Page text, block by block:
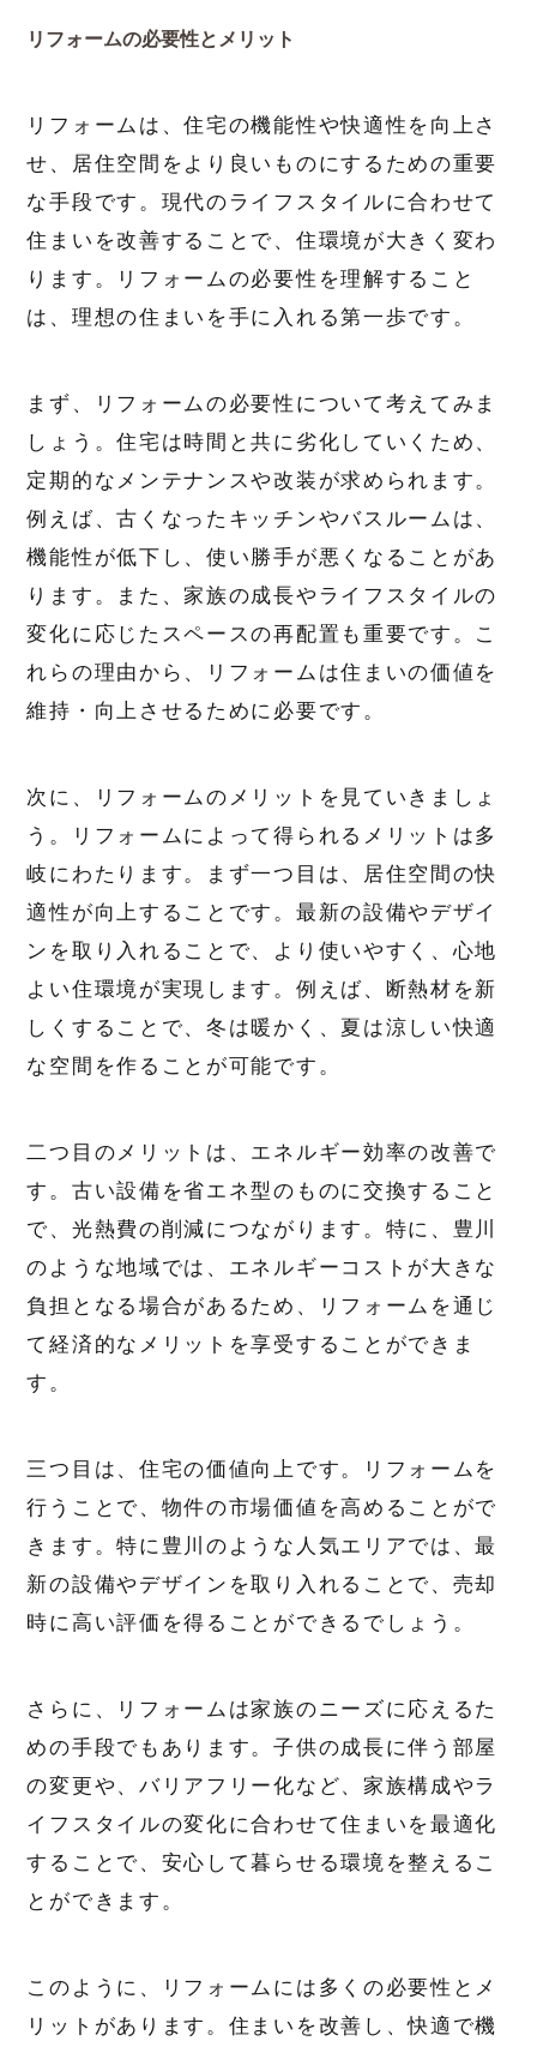
リフォームの必要性とメリット
リフォームは、住宅の機能性や快適性を向上さ
せ、居住空間をより良いものにするための重要
な手段です。現代のライフスタイルに合わせて
住まいを改善することで、住環境が大きく変わ
ります。リフォームの必要性を理解すること
は、理想の住まいを手に入れる第一歩です。
まず、リフォームの必要性について考えてみま
しょう。住宅は時間と共に劣化していくため、
定期的なメンテナンスや改装が求められます。
例えば、古くなったキッチンやバスルームは、
機能性が低下し、使い勝手が悪くなることがあ
ります。また、家族の成長やライフスタイルの
変化に応じたスペースの再配置も重要です。こ
れらの理由から、リフォームは住まいの価値を
維持・向上させるために必要です。
次に、リフォームのメリットを見ていきましょ
う。リフォームによって得られるメリットは多
岐にわたります。まず一つ目は、居住空間の快
適性が向上することです。最新の設備やデザイ
ンを取り入れることで、より使いやすく、心地
よい住環境が実現します。例えば、断熱材を新
しくすることで、冬は暖かく、夏は涼しい快適
な空間を作ることが可能です。
二つ目のメリットは、エネルギー効率の改善で
す。古い設備を省エネ型のものに交換すること
で、光熱費の削減につながります。特に、豊川
のような地域では、エネルギーコストが大きな
負担となる場合があるため、リフォームを通じ
て経済的なメリットを享受することができま
す。
三つ目は、住宅の価値向上です。リフォームを
行うことで、物件の市場価値を高めることがで
きます。特に豊川のような人気エリアでは、最
新の設備やデザインを取り入れることで、売却
時に高い評価を得ることができるでしょう。
さらに、リフォームは家族のニーズに応えるた
めの手段でもあります。子供の成長に伴う部屋
の変更や、バリアフリー化など、家族構成やラ
イフスタイルの変化に合わせて住まいを最適化
することで、安心して暮らせる環境を整えるこ
とができます。
このように、リフォームには多くの必要性とメ
リットがあります。住まいを改善し、快適で機